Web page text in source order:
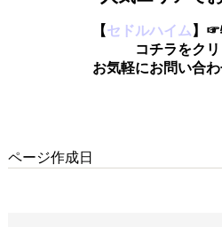
【セドルハイム 】☞
コチラをク
お気軽にお問い合わ
ページ作成日